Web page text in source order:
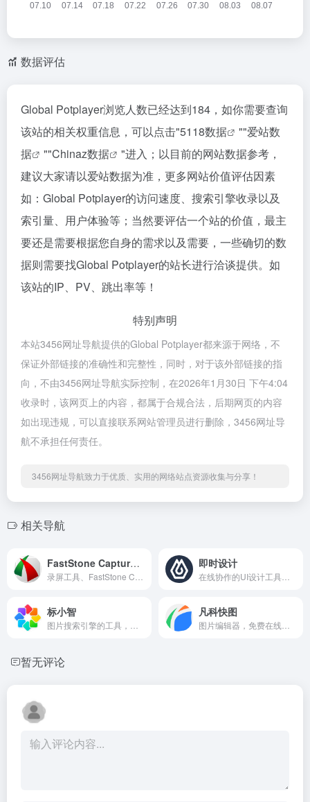
数据评估
Global Potplayer浏览人数已经达到184，如你需要查询
该站的相关权重信息，可以点击"5118数据 ""爱站数
据
""Chinaz数据
"进入；以目前的网站数据参考，
建议大家请以爱站数据为准，更多网站价值评估因素
如：Global Potplayer的访问速度、搜索引擎收录以及
索引量、用户体验等；当然要评估一个站的价值，最主
要还是需要根据您自身的需求以及需要，一些确切的数
据则需要找Global Potplayer的站长进行洽谈提供。如
该站的IP、PV、跳出率等！
特别声明
本站3456网址导航提供的Global Potplayer都来源于网络，不
保证外部链接的准确性和完整性，同时，对于该外部链接的指
向，不由3456网址导航实际控制，在2026年1月30日 下午4:04
收录时，该网页上的内容，都属于合规合法，后期网页的内容
如出现违规，可以直接联系网站管理员进行删除，3456网址导
航不承担任何责任。
3456网址导航致力于优质、实用的网络站点资源收集与分享！
相关导航
FastStone Capture中文网 即时设计
标小智 凡科快图
暂无评论